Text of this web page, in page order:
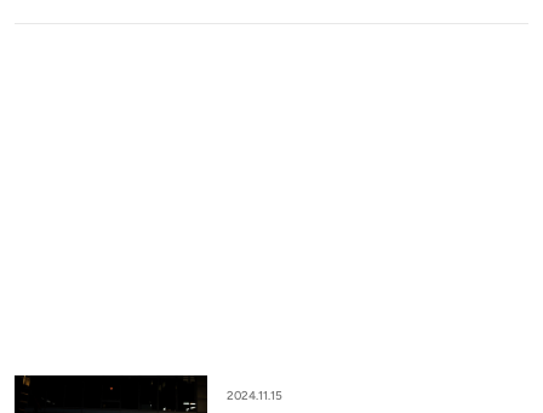
2024.11.15